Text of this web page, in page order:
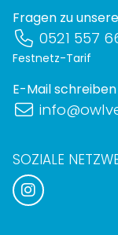
Fragen zu
0521 557
Festnetz-Tarif
E-Mail schreiben
SOZIALE